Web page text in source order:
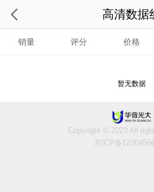
销量 评分 价格
暂无数据
高清数据
Copyright © 2023 All
京ICP备